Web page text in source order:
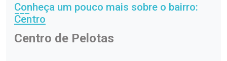
Conheça um pouco mais sobre o bairro:
Centro
Centro de Pelotas